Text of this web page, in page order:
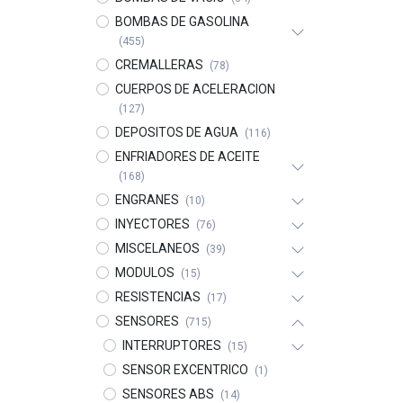
BOMBAS DE GASOLINA
(455)
CREMALLERAS (78)
CUERPOS DE ACELERACION
(127)
DEPOSITOS DE AGUA (116)
ENFRIADORES DE ACEITE
(168)
ENGRANES (10)
INYECTORES (76)
MISCELANEOS (39)
MODULOS (15)
RESISTENCIAS (17)
SENSORES (715)
INTERRUPTORES (15)
SENSOR EXCENTRICO (1)
SENSORES ABS (14)